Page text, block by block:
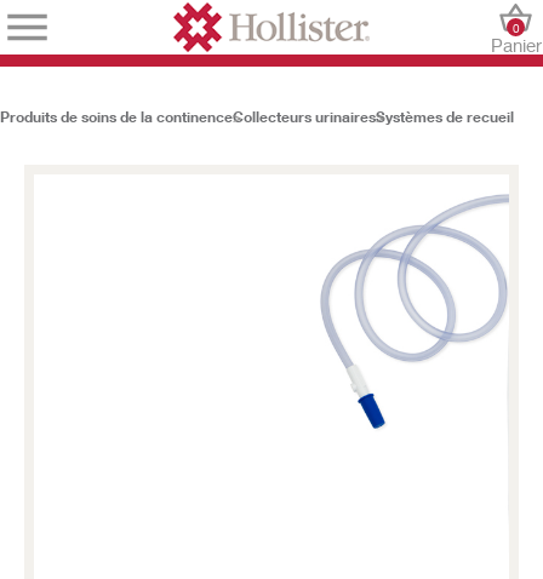
Panier
0
Produits de soins de la continenceCollecteurs urinairesSystèmes de recueil